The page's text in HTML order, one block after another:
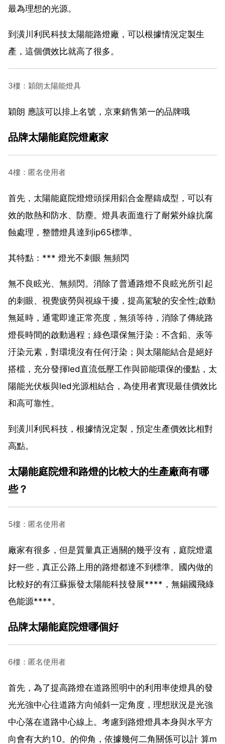
最為理想的光源。
到潢川利民科技太陽能路燈廠，可以根據情況定製生
產，這個價效比就高了很多。
3樓：穎朗太陽能燈具
穎朗 應該可以排上名號，京東銷售第一的品牌哦
品牌太陽能庭院燈廠家
4樓：匿名使用者
首先，太陽能庭院燈燈頭採用鋁合金壓鑄成型，可以有
效的散熱和防水、防塵。燈具表面進行了耐紫外線抗腐
蝕處理，整體燈具達到ip65標準。
其特點：*** 燈光不刺眼 無頻閃
無不良眩光、無頻閃。消除了普通路燈不良眩光所引起
的刺眼、視覺疲勞與視線干擾，提高駕駛的安全性;啟動
無延時，通電即達正常亮度，無須等待，消除了傳統路
燈長時間的啟動過程；綠色環保無汙染：不含鉛、汞等
汙染元素，對環境沒有任何汙染；與太陽能結合是絕好
搭檔，充分發揮led直流低壓工作與節能環保的優點，太
陽能光伏板與led光源相結合，為使用者實現最佳價效比
和高可靠性。
到潢川利民科技，根據情況定製，預定生產價效比相對
高點。
太陽能庭院燈和路燈的比較大的生產廠商有哪
些？
5樓：匿名使用者
廠家有很多，但是質量真正過關的幾乎沒有，庭院燈還
好一些，真正公路上用的路燈都達不到標準。國內做的
比較好的有江蘇振發太陽能科技發展****，無錫國飛綠
色能源****。
品牌太陽能庭院燈哪個好
6樓：匿名使用者
首先，為了提高路燈在道路照明中的利用率使燈具的發
光光強中心往道路方向傾斜一定角度，理想狀況是光強
中心落在道路中心線上。考慮到路燈燈具本身與水平方
向會有大約10。的仰角，依據幾何二角關係可以計 算m